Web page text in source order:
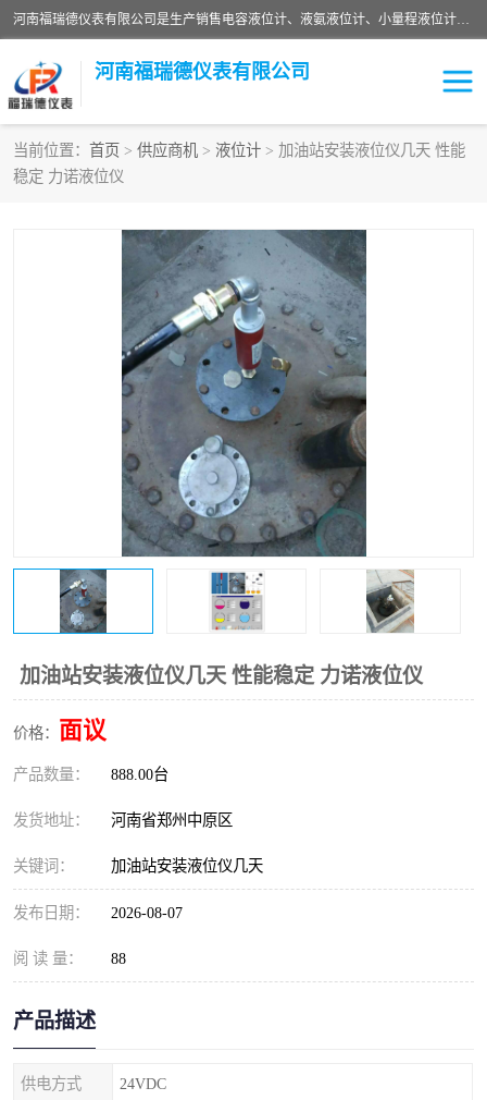
河南福瑞德仪表有限公司是生产销售电容液位计、液氨液位计、小量程液位计定制、智能锅炉水位计、液氮液位计等；并在产品开发、研制的过程中，吸取国内外仪器仪表的技术精华，建立了一支高、精、尖的科研开发队伍，使产品性能不断升级。
河南福瑞德仪表有限公司
当前位置： 首页 > 供应商机 > 液位计 > 加油站安装液位仪几天 性能
稳定 力诺液位仪
加油站安装液位仪几天 性能稳定 力诺液位仪
价格： 面议
产品数量： 888.00台
发货地址： 河南省郑州中原区
关键词： 加油站安装液位仪几天
发布日期： 2026-08-07
阅 读 量： 88
产品描述
供电方式 24VDC
液位计
流量传感器
液氮液位计
液位计传感器定制
物位计
测漏仪
锅炉水位计
智能锅炉水位计 电容液位计
流量仪表 加油站液位仪